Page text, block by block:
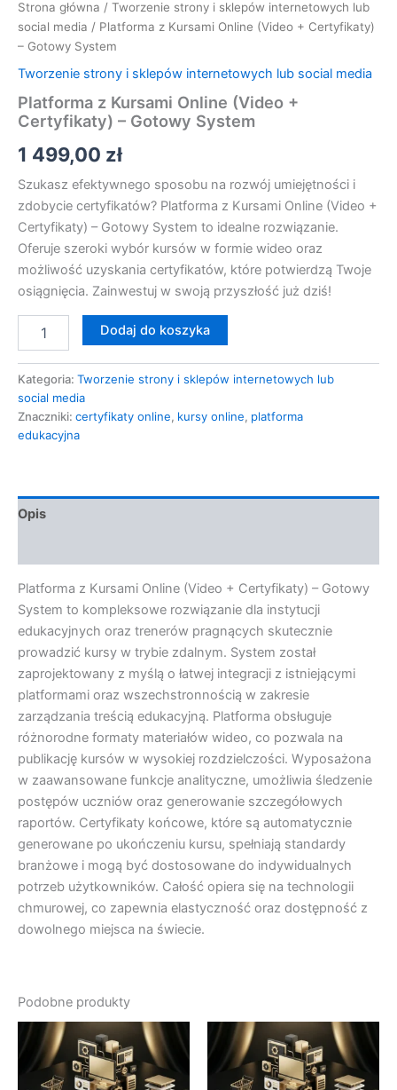
Strona główna / Tworzenie strony i sklepów internetowych lub
social media / Platforma z Kursami Online (Video + Certyfikaty)
– Gotowy System
Tworzenie strony i sklepów internetowych lub social media
Platforma z Kursami Online (Video +
Certyfikaty) – Gotowy System
1 499,00 zł
Szukasz efektywnego sposobu na rozwój umiejętności i
zdobycie certyfikatów? Platforma z Kursami Online (Video +
Certyfikaty) – Gotowy System to idealne rozwiązanie.
Oferuje szeroki wybór kursów w formie wideo oraz
możliwość uzyskania certyfikatów, które potwierdzą Twoje
osiągnięcia. Zainwestuj w swoją przyszłość już dziś!
Dodaj do koszyka
Kategoria: Tworzenie strony i sklepów internetowych lub
social media
Znaczniki: certyfikaty online, kursy online, platforma
edukacyjna
Opis
Platforma z Kursami Online (Video + Certyfikaty) – Gotowy
System to kompleksowe rozwiązanie dla instytucji
edukacyjnych oraz trenerów pragnących skutecznie
prowadzić kursy w trybie zdalnym. System został
zaprojektowany z myślą o łatwej integracji z istniejącymi
platformami oraz wszechstronnością w zakresie
zarządzania treścią edukacyjną. Platforma obsługuje
różnorodne formaty materiałów wideo, co pozwala na
publikację kursów w wysokiej rozdzielczości. Wyposażona
w zaawansowane funkcje analityczne, umożliwia śledzenie
postępów uczniów oraz generowanie szczegółowych
raportów. Certyfikaty końcowe, które są automatycznie
generowane po ukończeniu kursu, spełniają standardy
branżowe i mogą być dostosowane do indywidualnych
potrzeb użytkowników. Całość opiera się na technologii
chmurowej, co zapewnia elastyczność oraz dostępność z
dowolnego miejsca na świecie.
Podobne produkty